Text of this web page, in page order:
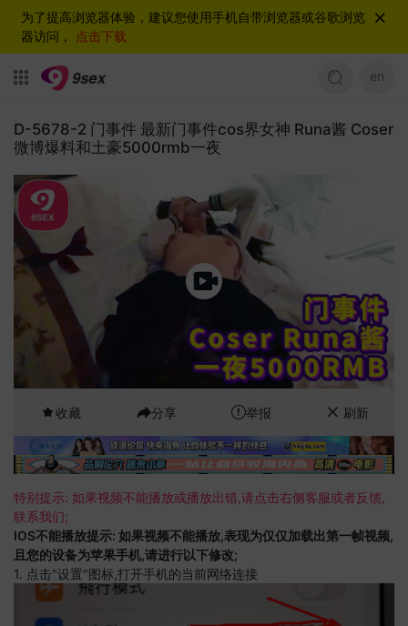
为了提高浏览器体验，建议您使用手机自带浏览器或谷歌浏览
器访问， 点击下载
en
D-5678-2 门事件 最新门事件cos界女神 Runa酱 Coser
微博爆料和土豪5000rmb一夜
收藏 分享 举报 刷新
特别提示: 如果视频不能播放或播放出错,请点击右侧客服或者反馈,
联系我们;
IOS不能播放提示: 如果视频不能播放,表现为仅仅加载出第一帧视频,
且您的设备为苹果手机,请进行以下修改;
1. 点击"设置"图标,打开手机的当前网络连接